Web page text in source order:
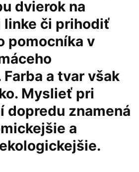
dvierok na
linke či prihodiť
pomocníka v
a tvar však
Myslieť pri
dopredu znamená
a